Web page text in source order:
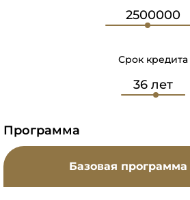
Срок кредита
Программа
Базовая программа